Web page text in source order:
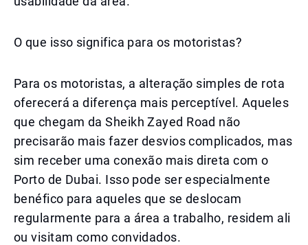
O que isso significa para os motoristas?
Para os motoristas, a alteração simples de rota
oferecerá a diferença mais perceptível. Aqueles
que chegam da Sheikh Zayed Road não
precisarão mais fazer desvios complicados, mas
sim receber uma conexão mais direta com o
Porto de Dubai. Isso pode ser especialmente
benéfico para aqueles que se deslocam
regularmente para a área a trabalho, residem ali
ou visitam como convidados.